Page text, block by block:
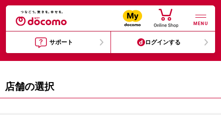
MENU
サポート ログインする
店舗の選択